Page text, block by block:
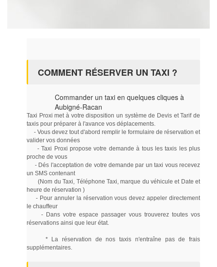
COMMENT RÉSERVER UN TAXI ?
Commander un taxi en quelques cliques à
Aubigné-Racan
Taxi Proxi met à votre disposition un système de Devis et Tarif de
taxis pour préparer à l'avance vos déplacements.
- Vous devez tout d'abord remplir le formulaire de réservation et
valider vos données
- Taxi Proxi propose votre demande à tous les taxis les plus
proche de vous
- Dés l'acceptation de votre demande par un taxi vous recevez
un SMS contenant
(Nom du Taxi, Téléphone Taxi, marque du véhicule et Date et
heure de réservation )
- Pour annuler la réservation vous devez appeler directement
le chauffeur
- Dans votre espace passager vous trouverez toutes vos
réservations ainsi que leur état.
* La réservation de nos taxis n'entraîne pas de frais
supplémentaires.